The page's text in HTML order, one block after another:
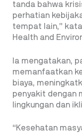
tanda bahwa
perhatian
tempat lain,”
Health and
Ia mengatakan,
memanfaatkan
biaya,
penyakit dengan
lingkungan dan
“Kesehatan